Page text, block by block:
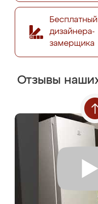
дизайнера-
замерщика
Отзывы